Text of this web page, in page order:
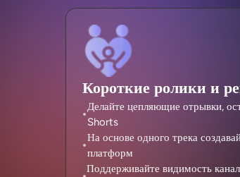
Короткие ролики и
Делайте цепляющие отрывки,
Shorts
На основе одного трека
платформ
Поддерживайте видимость